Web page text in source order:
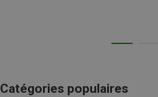
Catégories populaires